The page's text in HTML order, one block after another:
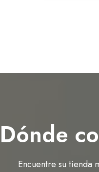
Dónde
Encuentre su tienda